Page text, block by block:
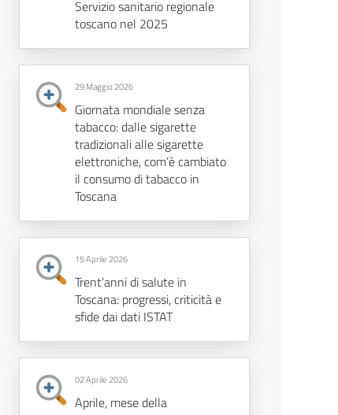
Servizio sanitario regionale
toscano nel 2025
29 Maggio 2026
Giornata mondiale senza
tabacco: dalle sigarette
tradizionali alle sigarette
elettroniche, com’è cambiato
il consumo di tabacco in
Toscana
15 Aprile 2026
Trent’anni di salute in
Toscana: progressi, criticità e
sfide dai dati ISTAT
02 Aprile 2026
Aprile, mese della